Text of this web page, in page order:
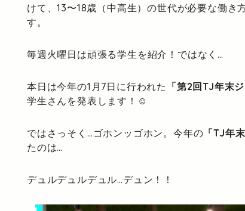
けて、13〜18歳（中高生）の世代が必要な働き
す。
毎週火曜日は頑張る学生を紹介！ではなく…
本日は今年の1月7日に行われた 「第2回TJ年末
学生さんを発表します！☺
ではさっそく…ゴホンッゴホン。今年の 「TJ年
たのは…
デュルデュルデュル…デュン！！